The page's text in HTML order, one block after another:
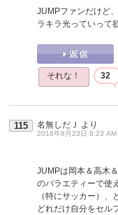
JUMPファンだけど
ラキラ光っていって
それな！ 32
115 名無しだＪ より
2016年8月23日 8:23 AM
JUMPは岡本＆高木
のバラエティーで使
（特にサッカー）
どれだけ自分をセル